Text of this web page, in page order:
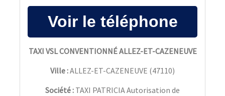
TAXI VSL CONVENTIONNÉ ALLEZ-ET-CAZENEUVE
Ville :ALLEZ-ET-CAZENEUVE (47110)
Société : TAXI PATRICIA Autorisation de